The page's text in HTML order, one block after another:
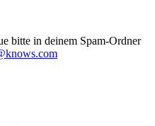
bitte in deinem Spam-Ordner